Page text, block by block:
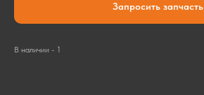
Запросить запчасть
В наличии - 1
8-804-3333-777